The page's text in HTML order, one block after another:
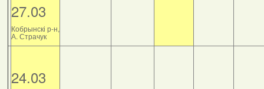
27.03
Кобрынскі р-н,
А. Страчук
24.03